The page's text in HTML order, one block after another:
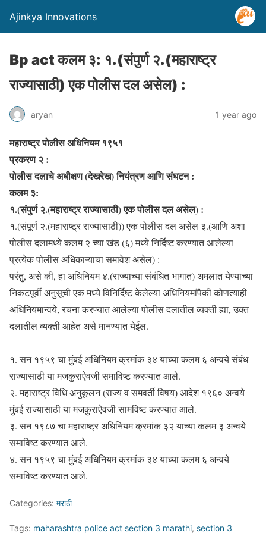
Ajinkya Innovations
Bp act कलम ३: १.(संपुर्ण २.(महाराष्ट्र
राज्यासाठी) एक पोलीस दल असेल) :
aryan 1 year ago
महाराष्ट्र पोलीस अधिनियम १९५१
प्रकरण २ :
पोलीस दलाचे अधीक्षण (देखरेख) नियंत्रण आणि संघटन :
कलम ३:
१.(संपुर्ण २.(महाराष्ट्र राज्यासाठी) एक पोलीस दल असेल) :
१.(संपूर्ण २.(महाराष्ट्र राज्यासाठी)) एक पोलीस दल असेल ३.(आणि अशा
पोलीस दलामध्ये कलम २ च्या खंड (६) मध्ये निर्दिष्ट करण्यात आलेल्या
प्रत्येक पोलीस अधिकाऱ्याचा समावेश असेल) :
परंतु, असे की, हा अधिनियम ४.(राज्याच्या संबंधित भागात) अमलात येण्याच्या
निकटपूर्वी अनुसूची एक मध्ये विनिर्दिष्ट केलेल्या अधिनियमांपैकी कोणत्याही
अधिनियमान्वये, रचना करण्यात आलेल्या पोलीस दलातील व्यक्ती ह्या, उक्त
दलातील व्यक्ती आहेत असे मानण्यात येईल.
——–
१. सन १९५९ चा मुंबई अधिनियम क्रमांक ३४ याच्या कलम ६ अन्वये संबंध
राज्यासाठी या मजकुराऐवजी समाविष्ट करण्यात आले.
२. महाराष्ट्र विधि अनुकूलन (राज्य व समवर्ती विषय) आदेश १९६० अन्वये
मुंबई राज्यासाठी या मजकुराऐवजी सामविष्ट करण्यात आले.
३. सन १९८७ चा महाराष्ट्र अधिनियम क्रमांक ३२ याच्या कलम ३ अन्वये
समाविष्ट करण्यात आले.
४. सन १९५९ चा मुंबई अधिनियम क्रमांक ३४ याच्या कलम ६ अन्वये
समाविष्ट करण्यात आले.
Categories: मराठी
Tags: maharashtra police act section 3 marathi, section 3